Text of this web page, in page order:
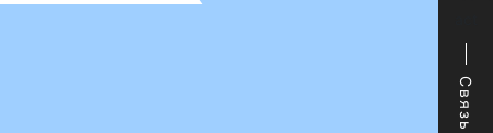
Связь